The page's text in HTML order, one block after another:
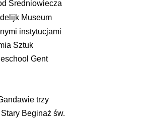
Średniowiecza
Museum
instytucjami
Sztuk
Gent
trzy
Beginaż św.